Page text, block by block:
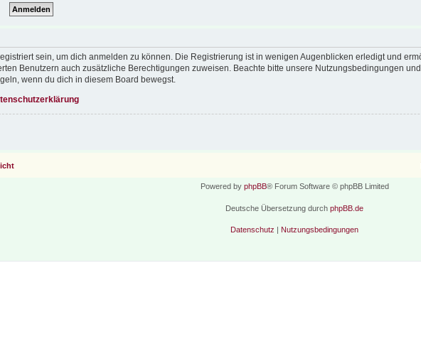
sein, um dich anmelden zu können. Die Registrierung ist in wenigen Augenblicken erledigt und
Benutzern auch zusätzliche Berechtigungen zuweisen. Beachte bitte unsere Nutzungsbedingungen
wenn du dich in diesem Board bewegst.
Powered by phpBB® Forum Software © phpBB Limited
Deutsche Übersetzung durch phpBB.de
Datenschutz Nutzungsbedingungen